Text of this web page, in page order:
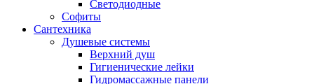
Светодиодные
Софиты
Сантехника
Душевые системы
Верхний душ
Гигиенические лейки
Гидромассажные панели